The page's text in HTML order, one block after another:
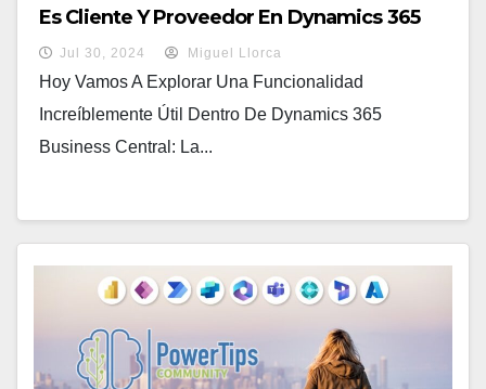
Es Cliente Y Proveedor En Dynamics 365
Business Central
Jul 30, 2024 Miguel Llorca
Hoy Vamos A Explorar Una Funcionalidad
Increíblemente Útil Dentro De Dynamics 365
Business Central: La...